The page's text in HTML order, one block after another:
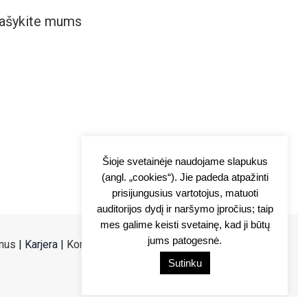
mums
| Karjera | Kontaktai Privatumo politika
Šioje svetainėje naudojame slapukus
(angl. „cookies“). Jie padeda atpažinti
prisijungusius vartotojus, matuoti
auditorijos dydį ir naršymo įpročius; taip
mes galime keisti svetainę, kad ji būtų
jums patogesnė.
Sutinku